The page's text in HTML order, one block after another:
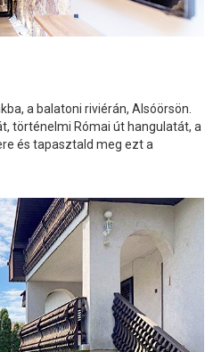
a balatoni riviérán, Alsóörsön.
történelmi Római út hangulatát, a
és tapasztald meg ezt a